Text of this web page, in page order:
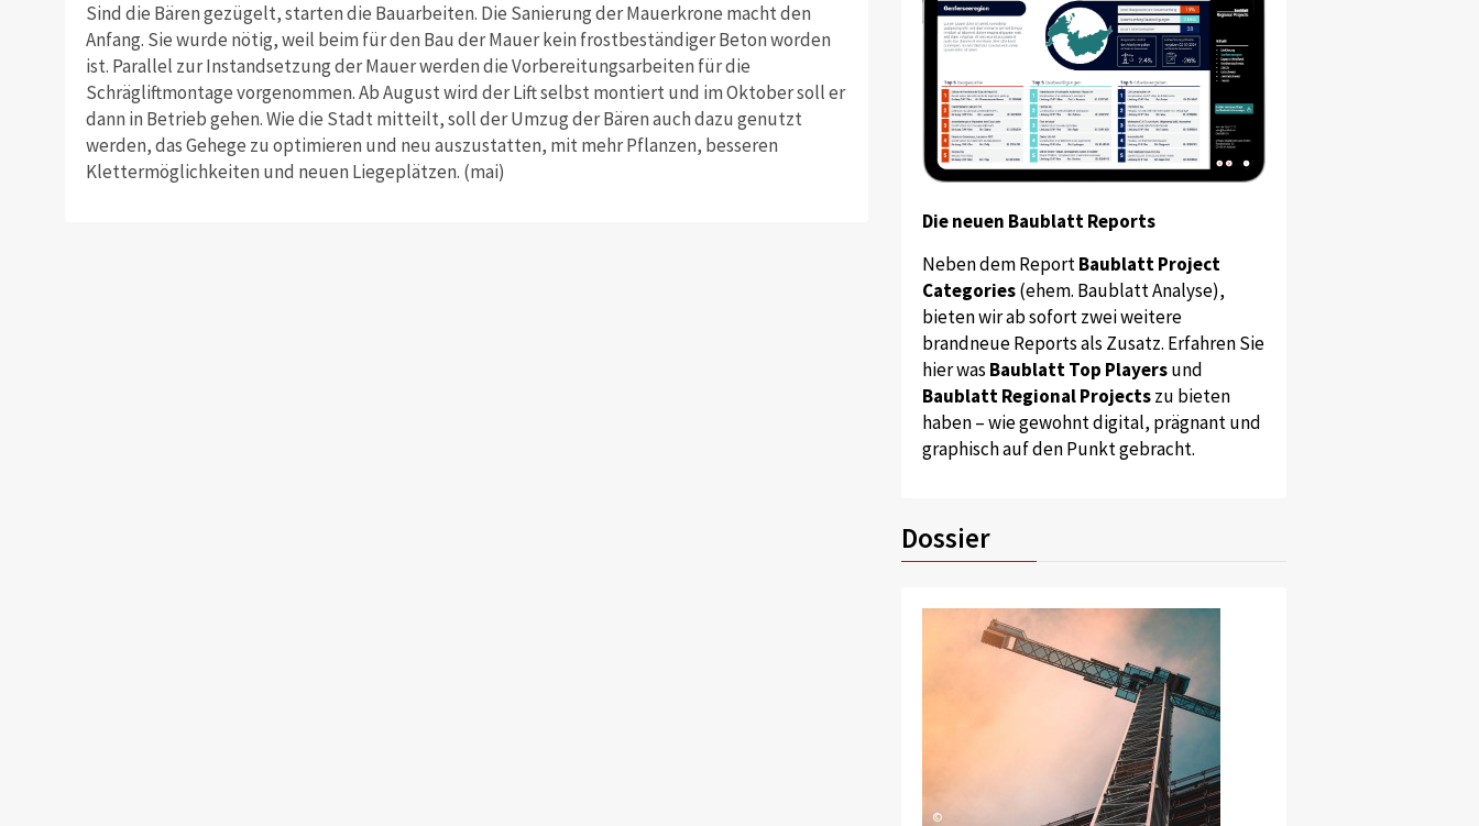
Sind die Bären gezügelt, starten die Bauarbeiten. Die Sanierung der Mauerkrone macht den
Anfang. Sie wurde nötig, weil beim für den Bau der Mauer kein frostbeständiger Beton worden
ist. Parallel zur Instandsetzung der Mauer werden die Vorbereitungsarbeiten für die
Schrägliftmontage vorgenommen. Ab August wird der Lift selbst montiert und im Oktober soll er
dann in Betrieb gehen. Wie die Stadt mitteilt, soll der Umzug der Bären auch dazu genutzt
werden, das Gehege zu optimieren und neu auszustatten, mit mehr Pflanzen, besseren
Klettermöglichkeiten und neuen Liegeplätzen. (mai)
Die neuen Baublatt Reports
Neben dem ReportBaublatt Project
Categories(ehem. Baublatt Analyse),
bieten wir ab sofort zwei weitere
brandneue Reports als Zusatz. Erfahren Sie
hier was Baublatt Top Playersund
Baublatt Regional Projectszu bieten
haben – wie gewohnt digital, prägnant und
graphisch auf den Punkt gebracht.
Dossier
©